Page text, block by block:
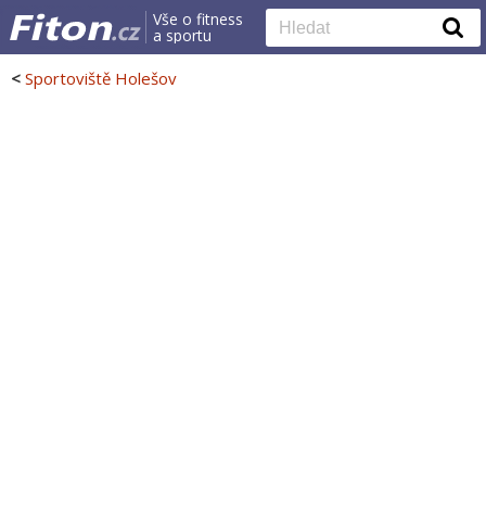
Vše o fitness
a sportu
< Sportoviště Holešov